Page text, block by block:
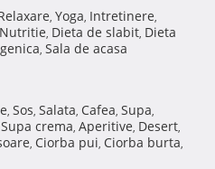
, Yoga, Intretinere,
Nutritie, Dieta de slabit, Dieta
, Sala de acasa
, Sos, Salata, Cafea, Supa,
Supa crema, Aperitive, Desert,
, Ciorba pui, Ciorba burta,